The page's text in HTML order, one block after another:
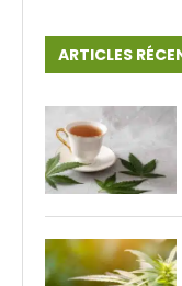
ARTICLES